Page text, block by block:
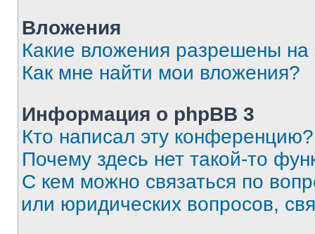
Вложения
Какие вложения разрешены
Как мне найти мои вложения?
Информация о phpBB 3
Кто написал эту конференцию?
Почему здесь нет такой-то
С кем можно связаться по
или юридических вопросов,